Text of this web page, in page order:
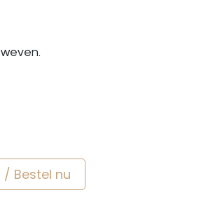
/ Bestel nu